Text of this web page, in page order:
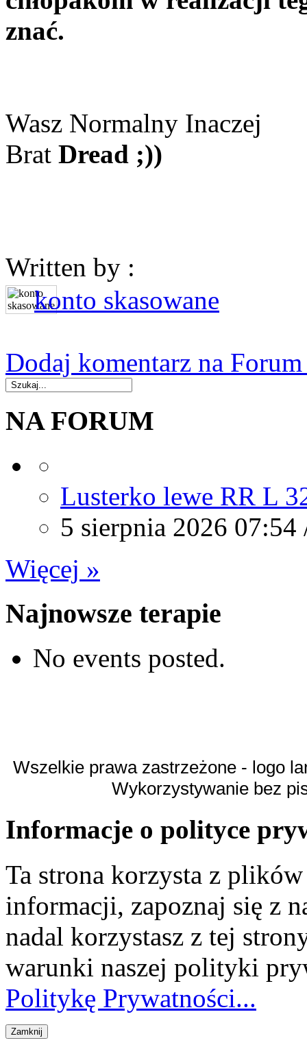
znać.
Wasz Normalny Inaczej
Brat Dread ;))
Written by :
konto skasowane
Dodaj komentarz na
NA FORUM
Lusterko lewe RR L
5 sierpnia 2026 07:54
Więcej »
Najnowsze terapie
No events posted.
Wszelkie prawa zastrzeżone - logo
Wykorzystywanie bez
Informacje o polityce
Ta strona korzysta z
informacji, zapoznaj się z
nadal korzystasz z tej
warunki naszej polityki
Politykę Prywatności...